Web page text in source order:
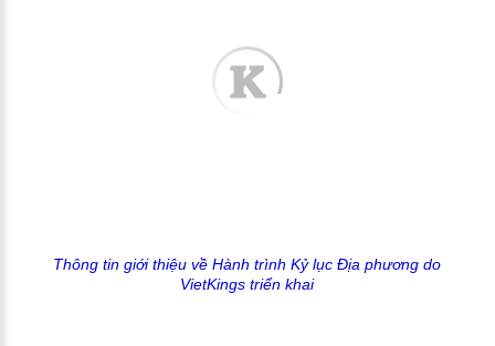
Thông tin giới thiệu về Hành trình Kỷ lục Địa phương do
VietKings triển khai